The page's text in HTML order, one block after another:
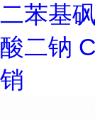
二苯基
酸二钠
销